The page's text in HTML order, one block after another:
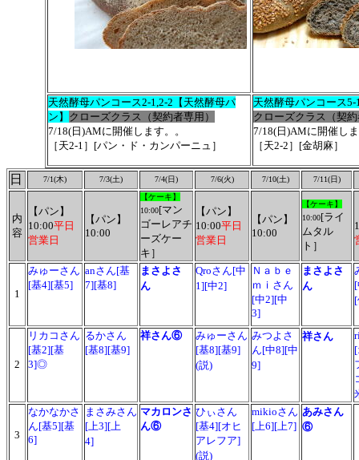
天然酵母パンコース2-1,2-2【天然酵母パ
ン】 クローズクラス（契約者専用）
7/18(日)AMに開催します。。
［天2-1］[パン・ド・カンパーニュ］
天然酵母パンコース
クローズクラス（契
7/18(日)AMに開催し
［天2-2］[金胡麻］
日 7/1(木) 7/3(土) 7/4(日) 7/6(火) 7/10(土) 7/11(日)
内
容
【パン】
10:00平日
営業日
【パン】
10:00
【ケーキ】
10:00[マン
ゴーレアチ
ーズケー
キ］
【パン】
10:00平日
営業日
【パン】
10:00
【ケーキ】
10:00[ライ
ムタル
ト］
1
みゅーさん
[基4][基5]
anさん[基
7][基8]
まさよさ
ん
Qroさん[中
1][中2]
Ｎａｂｅ
ｍｉさん
[中2][中
3]
まさよさ
ん
2
リカコさん
[基2][基
3]◎
るかさん
[基8][基9]
祥さん⑥
みゅーさん
[基8][基9]
(説)
みつよさ
ん[中8][中
9]
祥さん
3
なかなかさ
ん[基5][基
6]
まさみさん
[上3][上
4]
マカロンさ
ん⑥
ひぃさん
[基4][オヒ
アレフア]
(説)
mikioさん
[上6][上7]
あみさん
⑥